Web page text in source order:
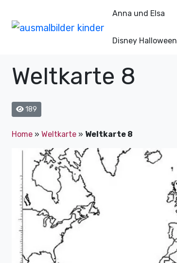
Anna und Elsa
Disney Halloween
Weltkarte 8
189
Home » Weltkarte » Weltkarte 8